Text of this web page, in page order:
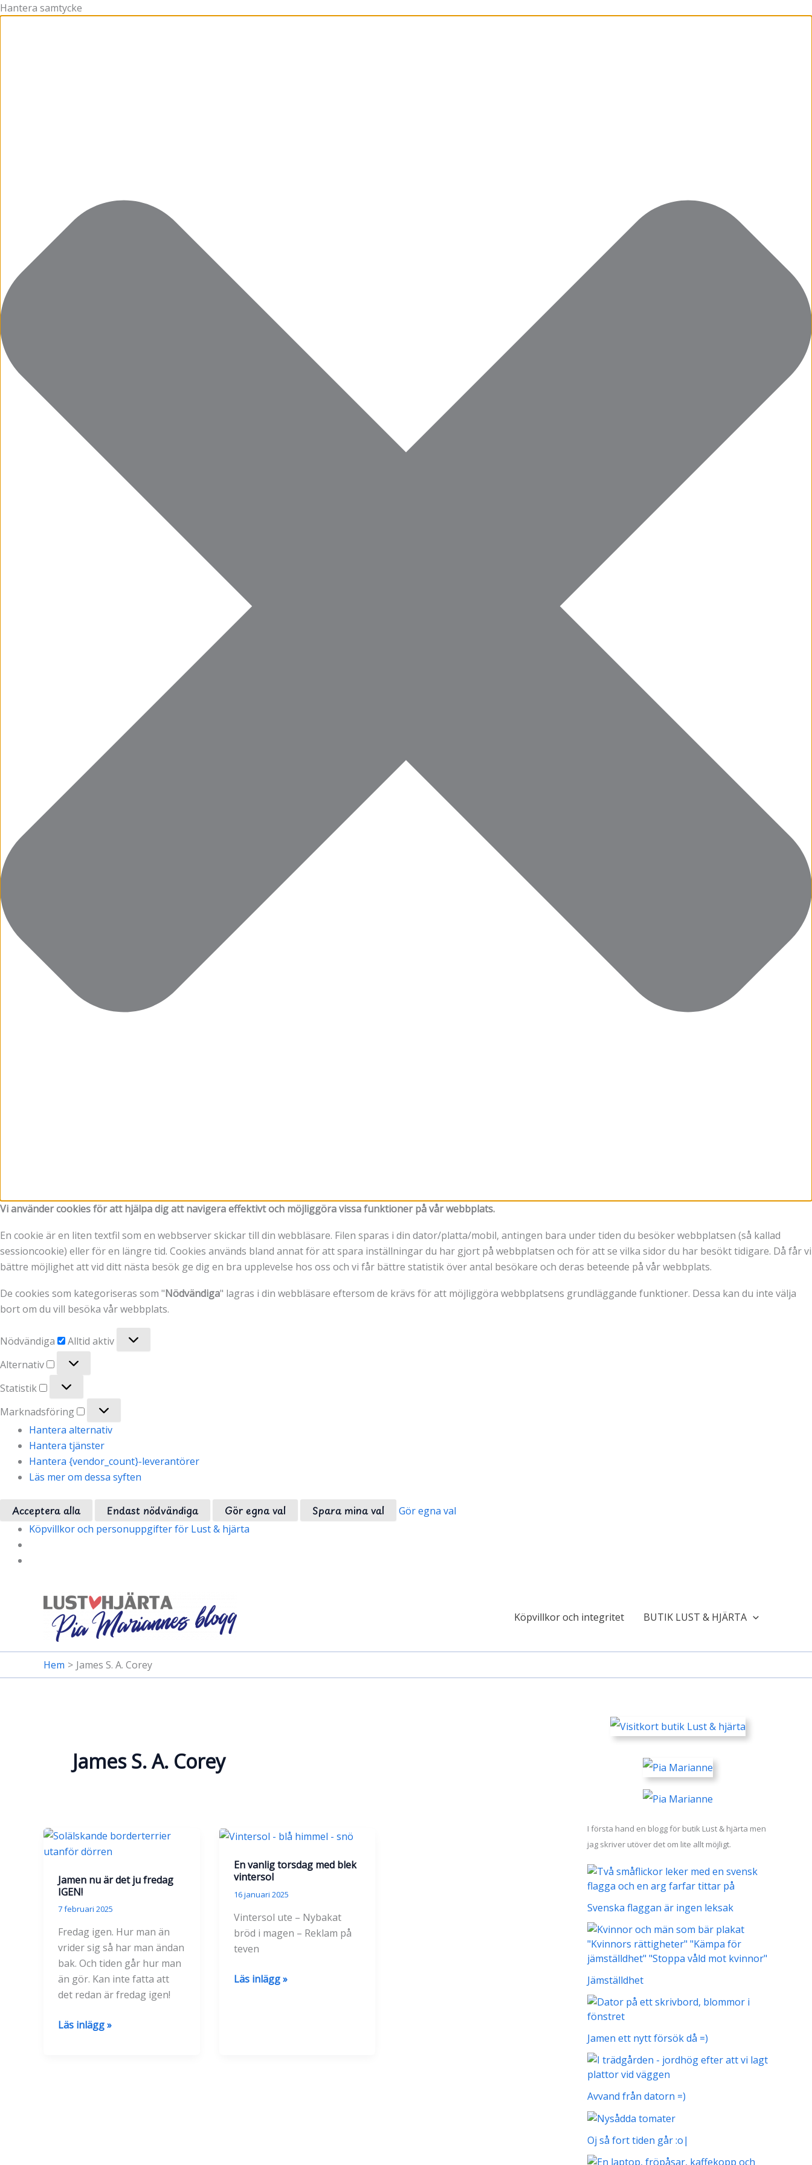
Hantera samtycke
Vi använder cookies för att hjälpa dig att navigera effektivt och möjliggöra vissa funktioner på vår webbplats.
En cookie är en liten textfil som en webbserver skickar till din webbläsare. Filen sparas i din dator/platta/mobil, antingen bara under tiden du besöker webbplatsen (så kallad
sessioncookie) eller för en längre tid. Cookies används bland annat för att spara inställningar du har gjort på webbplatsen och för att se vilka sidor du har besökt tidigare. Då får vi
bättre möjlighet att vid ditt nästa besök ge dig en bra upplevelse hos oss och vi får bättre statistik över antal besökare och deras beteende på vår webbplats.
De cookies som kategoriseras som "Nödvändiga" lagras i din webbläsare eftersom de krävs för att möjliggöra webbplatsens grundläggande funktioner. Dessa kan du inte välja
bort om du vill besöka vår webbplats.
Nödvändiga
Alltid aktiv
Alternativ
Statistik
Marknadsföring
Hantera alternativ
Hantera tjänster
Hantera {vendor_count}-leverantörer
Läs mer om dessa syften
Acceptera alla Endast nödvändiga Gör egna val Spara mina val
Gör egna val
Köpvillkor och personuppgifter för Lust & hjärta
Köpvillkor och integritet BUTIK LUST & HJÄRTA
Hem James S. A. Corey
James S. A. Corey
Jamen nu är det ju fredag
IGEN!
7 februari 2025
Fredag igen. Hur man än
vrider sig så har man ändan
bak. Och tiden går hur man
än gör. Kan inte fatta att
det redan är fredag igen!
Jamen
Läs inlägg »
En vanlig torsdag med blek
vintersol
16 januari 2025
Vintersol ute – Nybakat
bröd i magen – Reklam på
teven
En
Läs inlägg »
I första hand en blogg för butik Lust & hjärta men
jag skriver utöver det om lite allt möjligt.
Svenska flaggan är ingen leksak
Jämställdhet
Jamen ett nytt försök då =)
Avvand från datorn =)
Oj så fort tiden går :o|